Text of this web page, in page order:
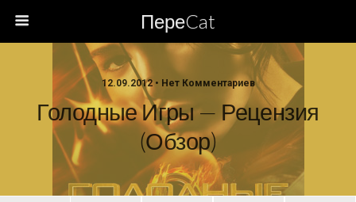
ПереCat
12.09.2012 • Нет Комментариев
Голодные Игры — Рецензия
(обзор)